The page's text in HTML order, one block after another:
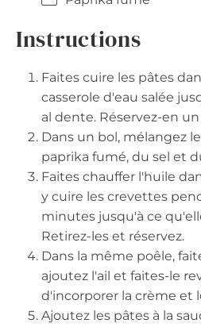
Instructions
Faites cuire les pâtes
casserole d'eau salée
al dente. Réservez-en
Dans un bol, mélangez
paprika fumé, du sel et
Faites chauffer l'huile
y cuire les crevettes
minutes jusqu'à ce
Retirez-les et réservez.
Dans la même poêle,
ajoutez l'ail et faites-le
d'incorporer la crème et
Ajoutez les pâtes à la